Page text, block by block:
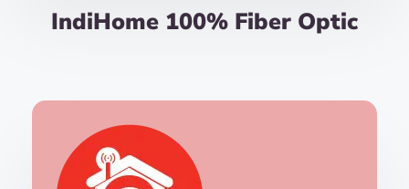
IndiHome 100% Fiber Optic